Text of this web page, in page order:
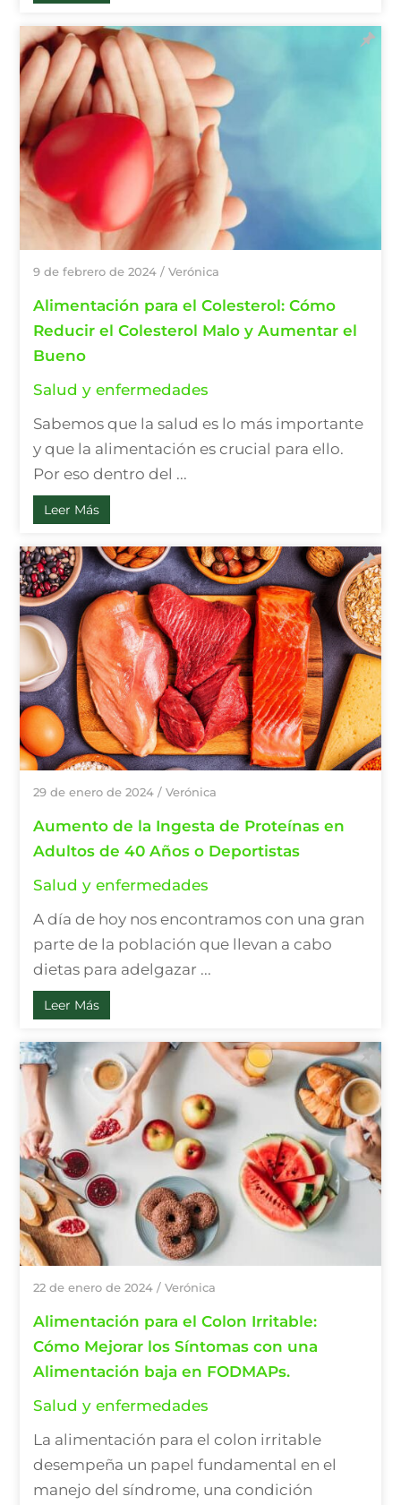
9 de febrero de 2024 /Verónica
Alimentación para el Colesterol: Cómo
Reducir el Colesterol Malo y Aumentar el
Bueno
Salud y enfermedades
Sabemos que la salud es lo más importante
y que la alimentación es crucial para ello.
Por eso dentro del ...
Leer Más
29 de enero de 2024 /Verónica
Aumento de la Ingesta de Proteínas en
Adultos de 40 Años o Deportistas
Salud y enfermedades
A día de hoy nos encontramos con una gran
parte de la población que llevan a cabo
dietas para adelgazar ...
Leer Más
22 de enero de 2024 /Verónica
Alimentación para el Colon Irritable:
Cómo Mejorar los Síntomas con una
Alimentación baja en FODMAPs.
Salud y enfermedades
La alimentación para el colon irritable
desempeña un papel fundamental en el
manejo del síndrome, una condición